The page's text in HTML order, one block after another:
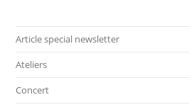
Article special newsletter
Ateliers
Concert